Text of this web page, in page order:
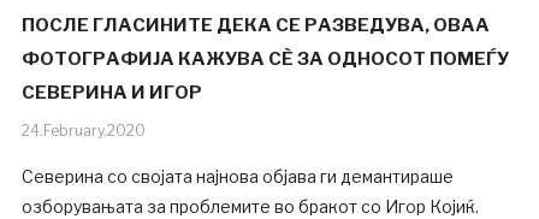
ПОСЛЕ ГЛАСИНИТЕ ДЕКА СЕ РАЗВЕДУВА, ОВАА
ФОТОГРАФИЈА КАЖУВА СÈ ЗА ОДНОСОТ ПОМЕЃУ
СЕВЕРИНА И ИГОР
24.February.2020
Северина со својата најнова објава ги демантираше
озборувањата за проблемите во бракот со Игор Којиќ.